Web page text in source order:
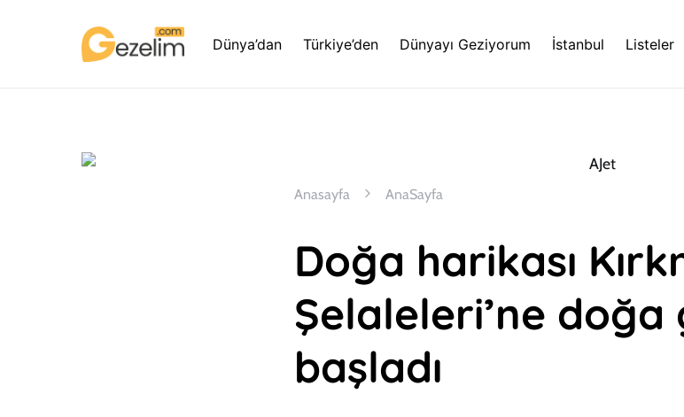
Dünya’dan Türkiye’den Dünyayı Geziyorum İstanbul Listeler
Anasayfa AnaSayfa
Doğa harikası
Şelaleleri’ne doğa
başladı